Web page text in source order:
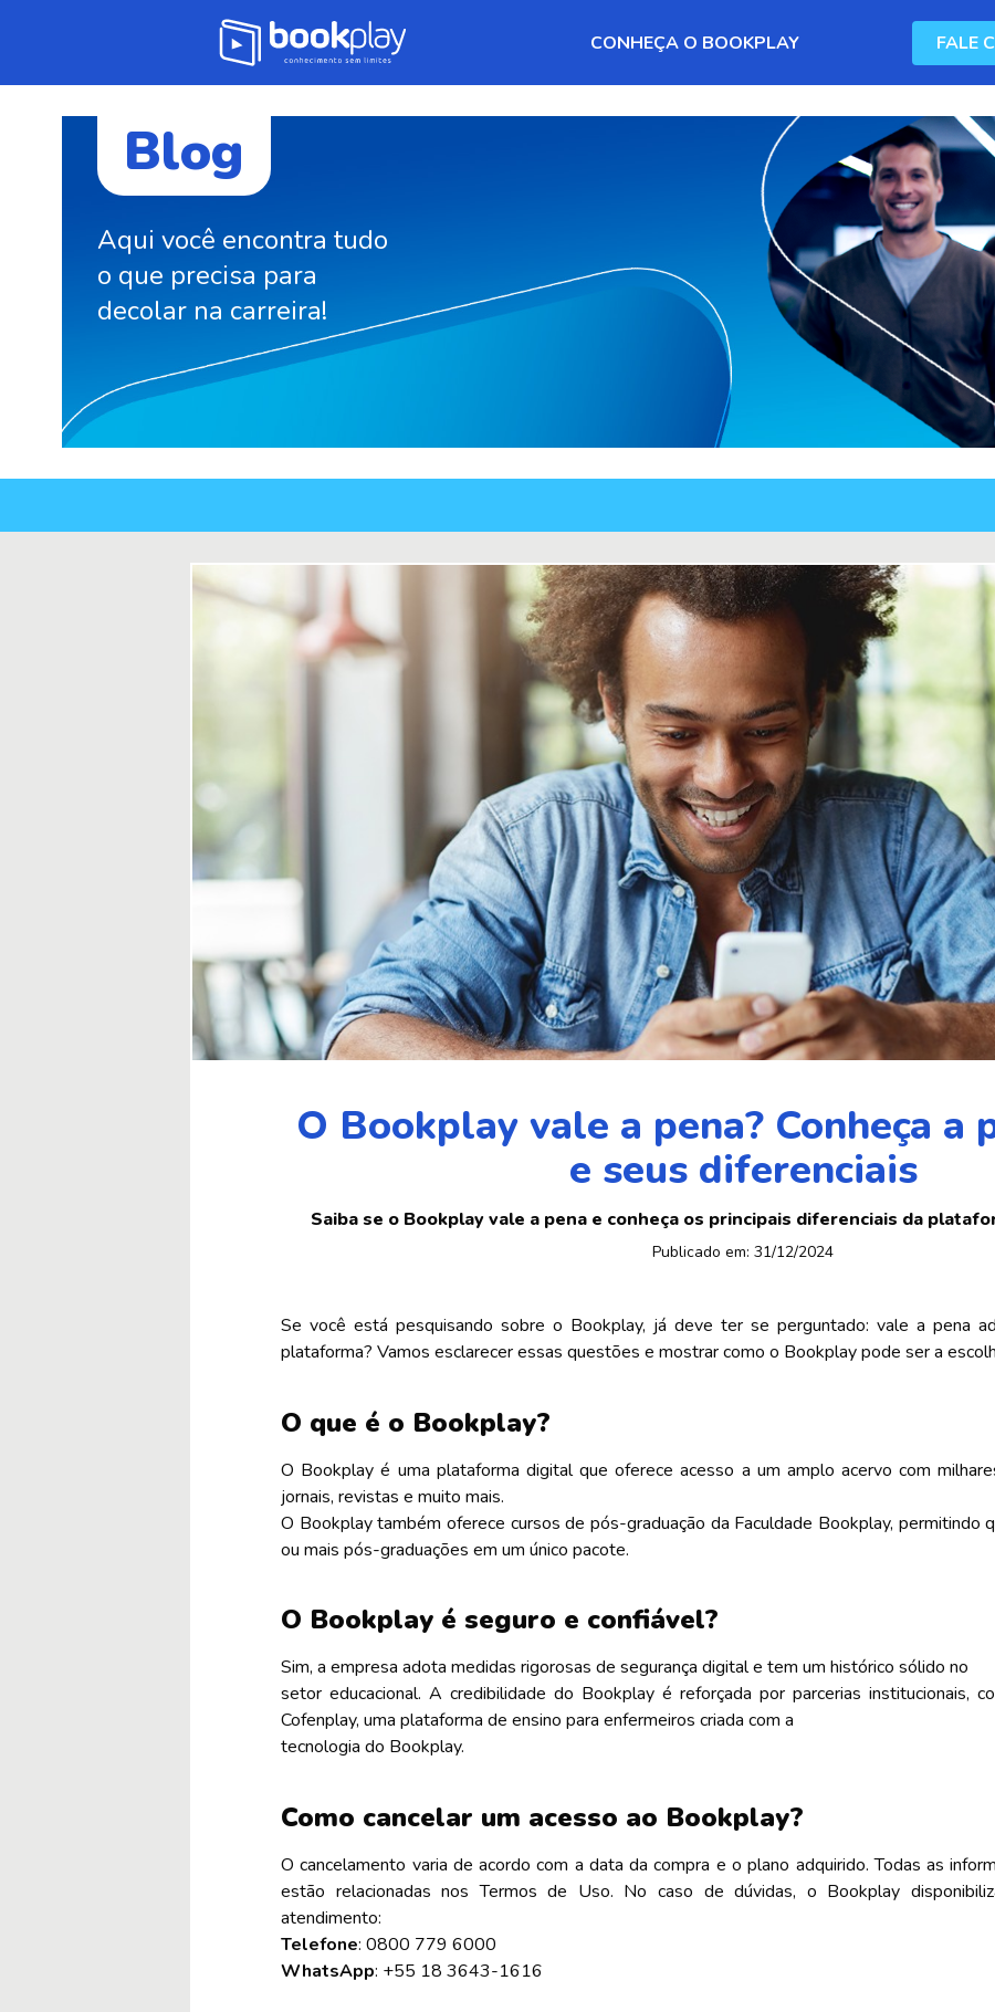
CONHEÇA O BOOKPLAY FALE
Blog
Aqui você encontra tudo
o que precisa para
decolar na carreira!
O Bookplay vale a pena? Conheça a
e seus diferenciais
Saiba se o Bookplay vale a pena e conheça os principais diferenciais da
Publicado em: 31/12/2024
Se você está pesquisando sobre o Bookplay, já deve ter se perguntado: vale a pena
plataforma? Vamos esclarecer essas questões e mostrar como o Bookplay pode ser a
O que é o Bookplay?
O Bookplay é uma plataforma digital que oferece acesso a um amplo acervo com
jornais, revistas e muito mais.
O Bookplay também oferece cursos de pós-graduação da Faculdade Bookplay, permitindo
ou mais pós-graduações em um único pacote.
O Bookplay é seguro e confiável?
Sim, a empresa adota medidas rigorosas de segurança digital e tem um histórico sólido no
setor educacional. A credibilidade do Bookplay é reforçada por parcerias institucionais,
Cofenplay, uma plataforma de ensino para enfermeiros criada com a
tecnologia do Bookplay.
Como cancelar um acesso ao Bookplay?
O cancelamento varia de acordo com a data da compra e o plano adquirido. Todas as
estão relacionadas nos Termos de Uso. No caso de dúvidas, o Bookplay
atendimento:
Telefone: 0800 779 6000
WhatsApp: +55 18 3643-1616